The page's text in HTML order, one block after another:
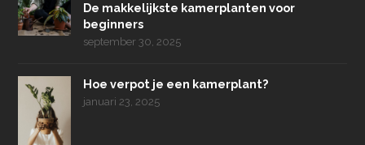
De makkelijkste kamerplanten voor
beginners
september 30, 2025
Hoe verpot je een kamerplant?
januari 23, 2025